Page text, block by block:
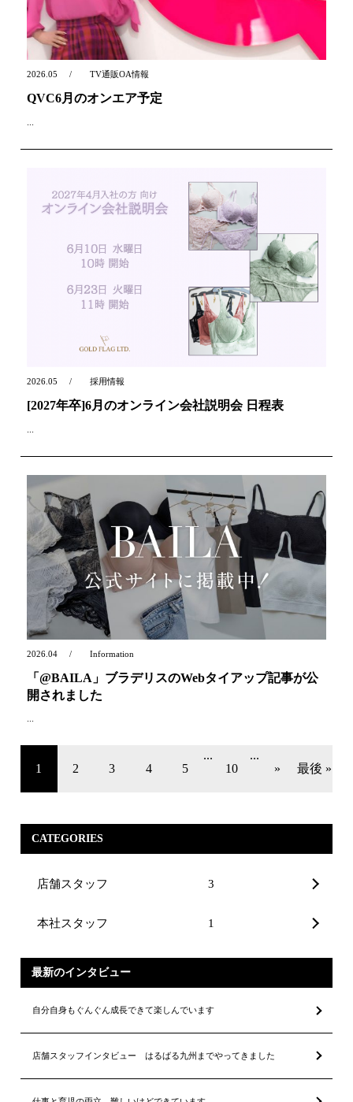
2026.05 TV通販OA情報
QVC6月のオンエア予定
...
2026.05 採用情報
[2027年卒]6月のオンライン会社説明会 日程表
...
2026.04 Information
「@BAILA」ブラデリスのWebタイアップ記事が公
開されました
...
1 2 3 4 5
...
10
...
»
最後 »
CATEGORIES
店舗スタッフ 3
本社スタッフ 1
最新のインタビュー
自分自身もぐんぐん成長できて楽しんでいます
店舗スタッフインタビュー はるばる九州までやってきました